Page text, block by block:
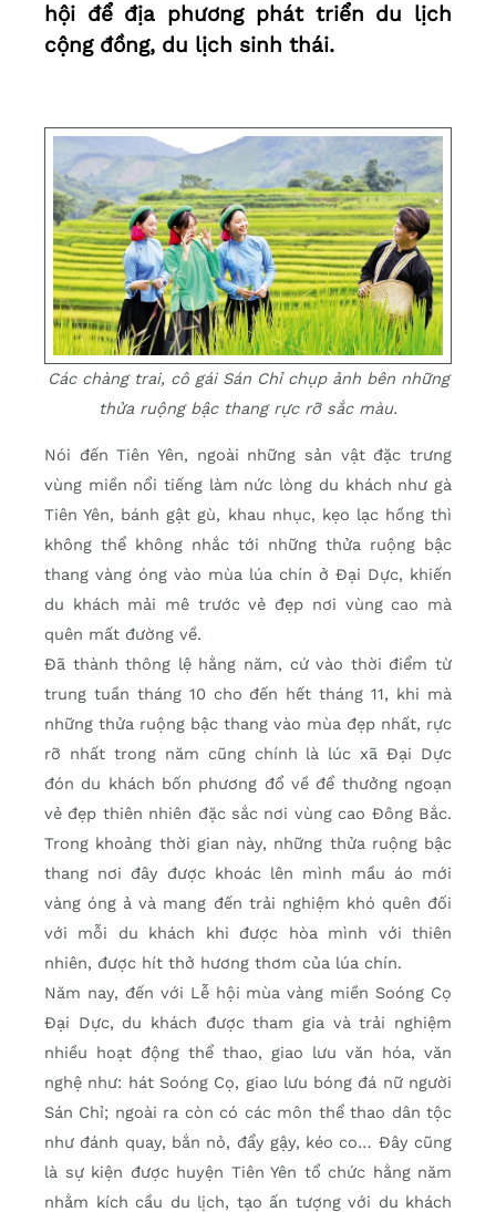
hội để địa phương phát triển du lịch
cộng đồng, du lịch sinh thái.
Các chàng trai, cô gái Sán Chỉ chụp ảnh bên những
thửa ruộng bậc thang rực rỡ sắc màu.
Nói đến Tiên Yên, ngoài những sản vật đặc trưng
vùng miền nổi tiếng làm nức lòng du khách như gà
Tiên Yên, bánh gật gù, khau nhục, kẹo lạc hồng thì
không thể không nhắc tới những thửa ruộng bậc
thang vàng óng vào mùa lúa chín ở Ðại Dực, khiến
du khách mải mê trước vẻ đẹp nơi vùng cao mà
quên mất đường về.
Ðã thành thông lệ hằng năm, cứ vào thời điểm từ
trung tuần tháng 10 cho đến hết tháng 11, khi mà
những thửa ruộng bậc thang vào mùa đẹp nhất, rực
rỡ nhất trong năm cũng chính là lúc xã Ðại Dực
đón du khách bốn phương đổ về để thưởng ngoạn
vẻ đẹp thiên nhiên đặc sắc nơi vùng cao Ðông Bắc.
Trong khoảng thời gian này, những thửa ruộng bậc
thang nơi đây được khoác lên mình mầu áo mới
vàng óng ả và mang đến trải nghiệm khó quên đối
với mỗi du khách khi được hòa mình với thiên
nhiên, được hít thở hương thơm của lúa chín.
Năm nay, đến với Lễ hội mùa vàng miền Soóng Cọ
Ðại Dực, du khách được tham gia và trải nghiệm
nhiều hoạt động thể thao, giao lưu văn hóa, văn
nghệ như: hát Soóng Cọ, giao lưu bóng đá nữ người
Sán Chỉ; ngoài ra còn có các môn thể thao dân tộc
như đánh quay, bắn nỏ, đẩy gậy, kéo co… Ðây cũng
là sự kiện được huyện Tiên Yên tổ chức hằng năm
nhằm kích cầu du lịch, tạo ấn tượng với du khách